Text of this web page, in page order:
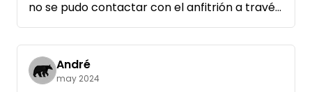
pescador en Flecken-Zechlin como un lugar
para parar a tomar un refresco.
no se pudo contactar con el anfitrión a través
de la aplicación. El viaje se asoció con un poco
de búsqueda. El sitio está muy bien diseñado,
pero podría hacer con un poco de
mantenimiento. Algunas zonas estaban
André
may 2024